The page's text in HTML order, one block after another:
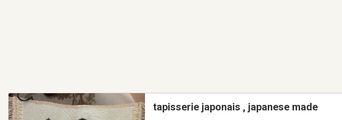
tapisserie japonais , japanese made